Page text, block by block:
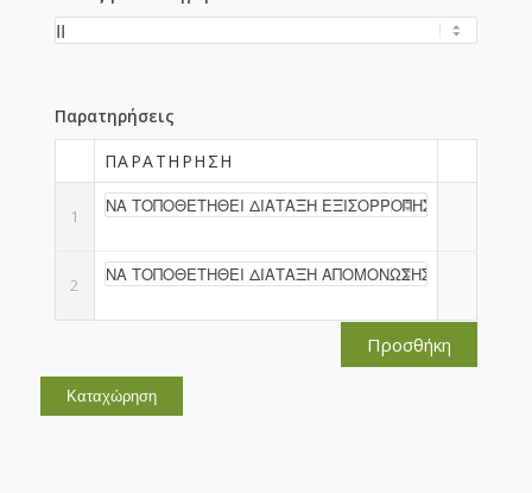
Παρατηρήσεις
ΠΑΡΑΤΉΡΗΣΗ
1
2
Προσθήκη